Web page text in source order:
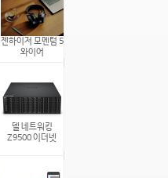
젠하이저 모멘텀 5
와이어
델 네트워킹
Z9500 이더넷